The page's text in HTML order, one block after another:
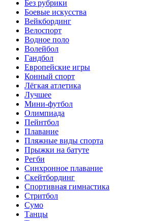
Без рубрики
Боевые искусства
Вейкбординг
Велоспорт
Водное поло
Волейбол
Гандбол
Европейские игры
Конный спорт
Лёгкая атлетика
Лучшее
Мини-футбол
Олимпиада
Пейнтбол
Плавание
Пляжные виды спорта
Прыжки на батуте
Регби
Синхронное плавание
Скейтбординг
Спортивная гимнастика
Стритбол
Сумо
Танцы